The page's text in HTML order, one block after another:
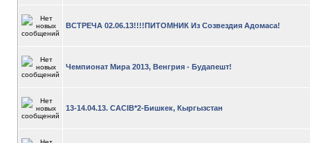
ВСТРЕЧА 02.06.13!!!!ПИТОМНИК Из Созвездия Адомаса!
Чемпионат Мира 2013, Венгрия - Будапешт!
13-14.04.13. CACIB*2-Бишкек, Кыргызстан